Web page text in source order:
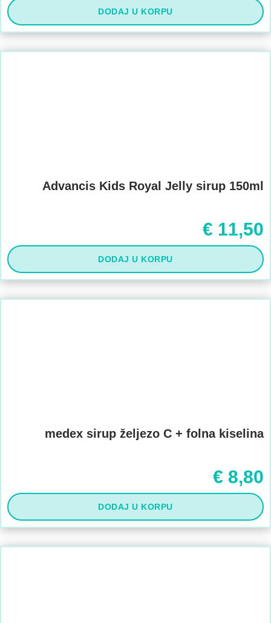
DODAJ U KORPU
Advancis Kids Royal Jelly sirup 150ml
€ 11,50
DODAJ U KORPU
medex sirup željezo C + folna kiselina
€ 8,80
DODAJ U KORPU